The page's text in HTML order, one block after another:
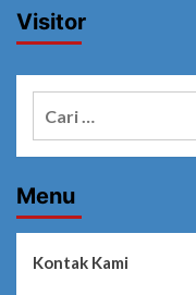
Visitor
Menu
Kontak Kami